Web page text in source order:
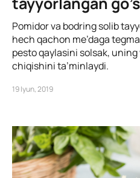
Pomidor va bodring solib
hech qachon me’daga
pesto qaylasini solsak,
chiqishini ta’minlaydi.
19 Iyun, 2019